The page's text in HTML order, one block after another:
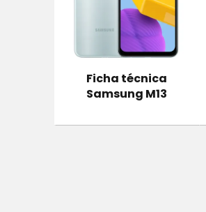
Ficha técnica
Samsung M13